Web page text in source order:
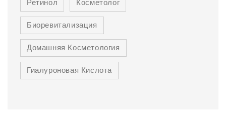
Ретинол
Косметолог
Биоревитализация
Домашняя Косметология
Гиалуроновая Кислота